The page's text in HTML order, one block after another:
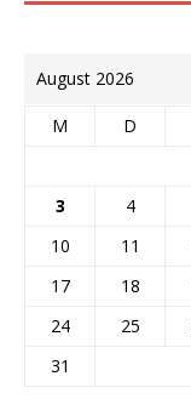
August 2026
M D
3
4
10
11
17
18
24
25
31